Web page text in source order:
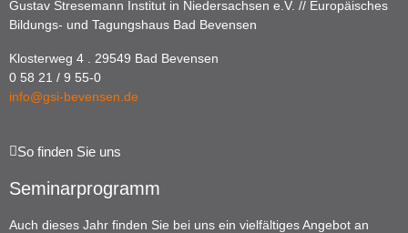
Gustav Stresemann Institut in Niedersachsen e.V. // Europäisches
Bildungs- und Tagungshaus Bad Bevensen
Klosterweg 4 . 29549 Bad Bevensen
0 58 21 / 9 55-0
info@gsi-bevensen.de
So finden Sie uns
Seminarprogramm
Auch dieses Jahr finden Sie bei uns ein vielfältiges Angebot an